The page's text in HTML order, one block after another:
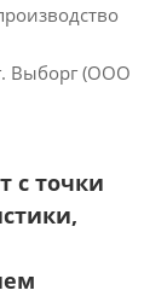
Выборг (ООО
с точки